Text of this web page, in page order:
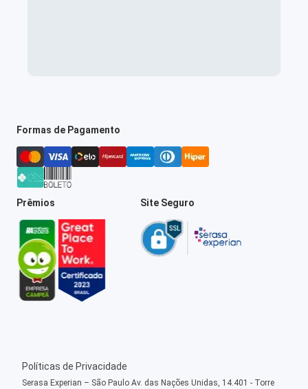
Formas de Pagamento
Prêmios Site Seguro
Políticas de Privacidade
Serasa Experian – São Paulo Av. das Nações Unidas, 14.401 - Torre